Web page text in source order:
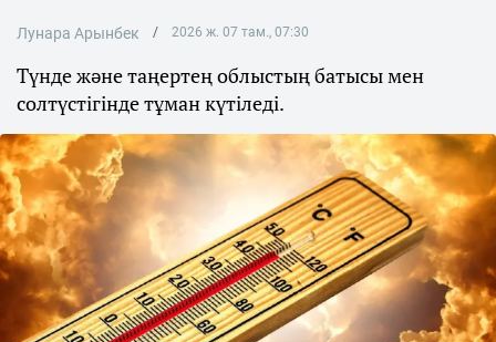
Лунара Арынбек 2026 ж. 07 там., 07:30
Түнде және таңертең облыстың батысы мен
солтүстігінде тұман күтіледі.